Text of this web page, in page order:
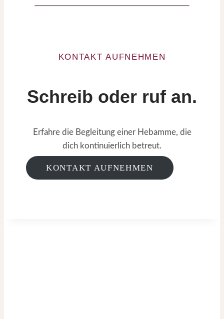
KONTAKT AUFNEHMEN
Schreib oder ruf an.
Erfahre die Begleitung einer Hebamme, die
dich kontinuierlich betreut.
KONTAKT AUFNEHMEN